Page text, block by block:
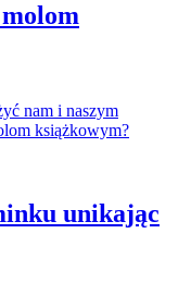
nam i naszym
książkowym?
unikając